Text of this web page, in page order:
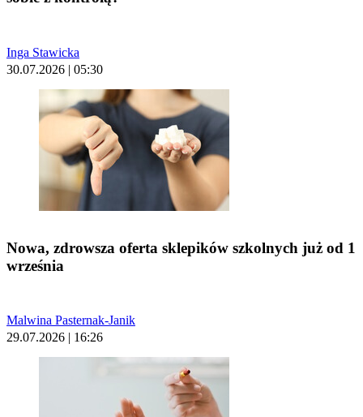
Inga Stawicka
30.07.2026 | 05:30
Nowa, zdrowsza oferta sklepików szkolnych już od 1
września
Malwina Pasternak-Janik
29.07.2026 | 16:26